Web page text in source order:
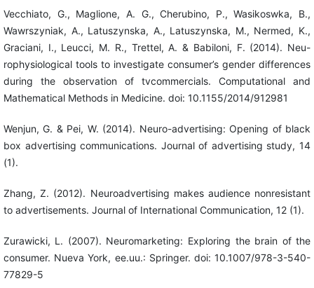
Vecchiato, G., Maglione, A. G., Cherubino, P., Wasikoswka, B.,
Wawrszyniak, A., Latuszynska, A., Latuszynska, M., Nermed, K.,
Graciani, I., Leucci, M. R., Trettel, A. & Babiloni, F. (2014). Neu-
rophysiological tools to investigate consumer’s gender differences
during the observation of tvcommercials. Computational and
Mathematical Methods in Medicine. doi: 10.1155/2014/912981
Wenjun, G. & Pei, W. (2014). Neuro-advertising: Opening of black
box advertising communications. Journal of advertising study, 14
(1).
Zhang, Z. (2012). Neuroadvertising makes audience nonresistant
to advertisements. Journal of International Communication, 12 (1).
Zurawicki, L. (2007). Neuromarketing: Exploring the brain of the
consumer. Nueva York, ee.uu.: Springer. doi: 10.1007/978-3-540-
77829-5